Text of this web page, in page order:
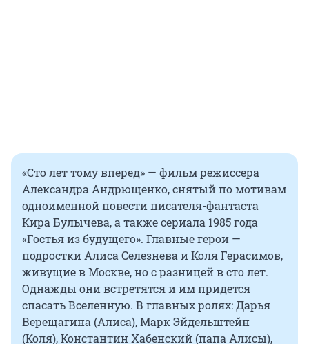
«Сто лет тому вперед» — фильм режиссера
Александра Андрющенко, снятый по мотивам
одноименной повести писателя-фантаста
Кира Булычева, а также сериала 1985 года
«Гостья из будущего». Главные герои —
подростки Алиса Селезнева и Коля Герасимов,
живущие в Москве, но с разницей в сто лет.
Однажды они встретятся и им придется
спасать Вселенную. В главных ролях: Дарья
Верещагина (Алиса), Марк Эйдельштейн
(Коля), Константин Хабенский (папа Алисы),